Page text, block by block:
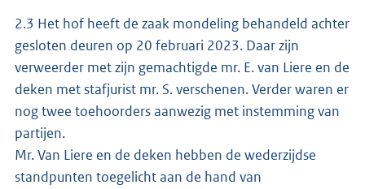
2.3 Het hof heeft de zaak mondeling behandeld achter
gesloten deuren op 20 februari 2023. Daar zijn
verweerder met zijn gemachtigde mr. E. van Liere en de
deken met stafjurist mr. S. verschenen. Verder waren er
nog twee toehoorders aanwezig met instemming van
partijen.
Mr. Van Liere en de deken hebben de wederzijdse
standpunten toegelicht aan de hand van